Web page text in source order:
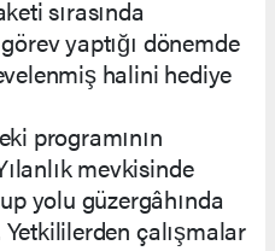
sırasında
yaptığı dönemde
halini hediye
programının
mevkisinde
yolu güzergâhında
çalışmalar